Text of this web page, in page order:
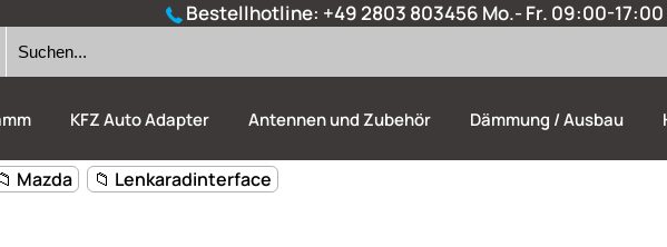
Bestellhotline: +49 2803 803456 Mo.- Fr. 09:00-
KFZ Auto Adapter Antennen und Zubehör Dämmung / Ausbau
📁 Mazda 📁 Lenkaradinterface